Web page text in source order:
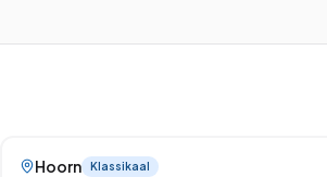
Hoorn Klassikaal